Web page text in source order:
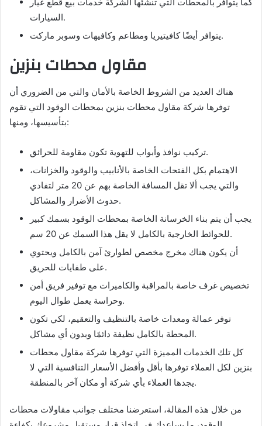
السيارات.
يتوافر أيضًا كافيتيريا ومطاعم وكافيهات وسوبر ماركت.
مقاول محطات بنزين
هناك العديد من الشروط الخاصة بالأمان والتي من الضروري أن
توفرها شركة مقاول محطات بنزين بمحطات الوقود التي تقوم
بتأسيسها، ومنها:
تركيب نوافذ وأبواب للتهوية تكون مقاومة للحرائق.
الاهتمام بكل الفتحات الخاصة بالأنابيب والوقود والخزانات،
والتي يجب ألا تقل المسافة الخاصة بهم عن 20 متر لتفادي
حدوث الأضرار والمشاكل.
يجب أن يتم بناء الخرسانة الخاصة بمحطات الوقود بسمك كبير
للحوائط الخارجية بالكامل لا يقل هذا السمك عن 20 سم.
أن يكون هناك مخرج مخصص لطوارئ آمن بالكامل ويحتوي
على طفايات للحريق.
تخصيص غرف خاصة بالمراقبة والكاميرات مع توفير فريق أمن
وحراسة يعمل طوال اليوم.
توفر عمالة ومعدات خاصة بالتنظيف والتعقيم، لكي تكون
المحطة بالكامل نظيفة دائمًا وبدون أي مشاكل.
كل تلك الخدمات المميزة التي توفرها شركة مقاول محطات
بنزين لكل العملاء توفرها بأقل وأفضل الأسعار التنافسية التي لا
يجدها العملاء بأي شركة أو مكان آخر بالمنطقة.
من خلال هذه المقالة، استعرضنا مختلف جوانب مقاولات محطات